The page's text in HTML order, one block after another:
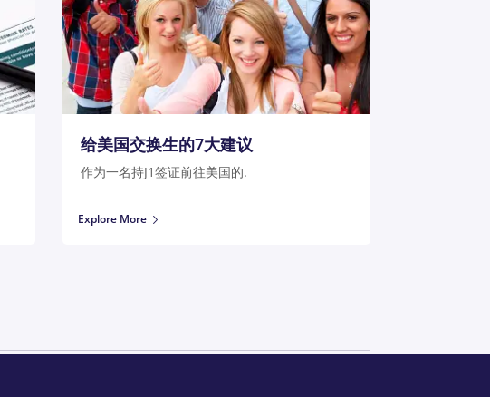
给美国交换生的7大建议
作为一名持J1签证前往美国的.
Explore More